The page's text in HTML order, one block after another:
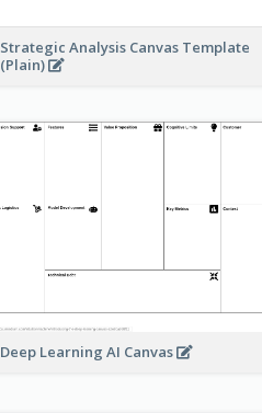
Strategic Analysis Canvas Template
(Plain)
Deep Learning AI Canvas